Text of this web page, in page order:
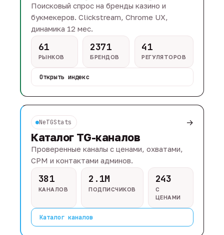
Поисковый спрос на бренды казино и
букмекеров. Clickstream, Chrome UX,
динамика 12 мес.
61
РЫНКОВ
2371
БРЕНДОВ
41
РЕГУЛЯТОРОВ
Открыть индекс
NeTGStats →
Каталог TG-каналов
Проверенные каналы с ценами, охватами,
CPM и контактами админов.
381
КАНАЛОВ
2.1M
ПОДПИСЧИКОВ
243
С
ЦЕНАМИ
Каталог каналов